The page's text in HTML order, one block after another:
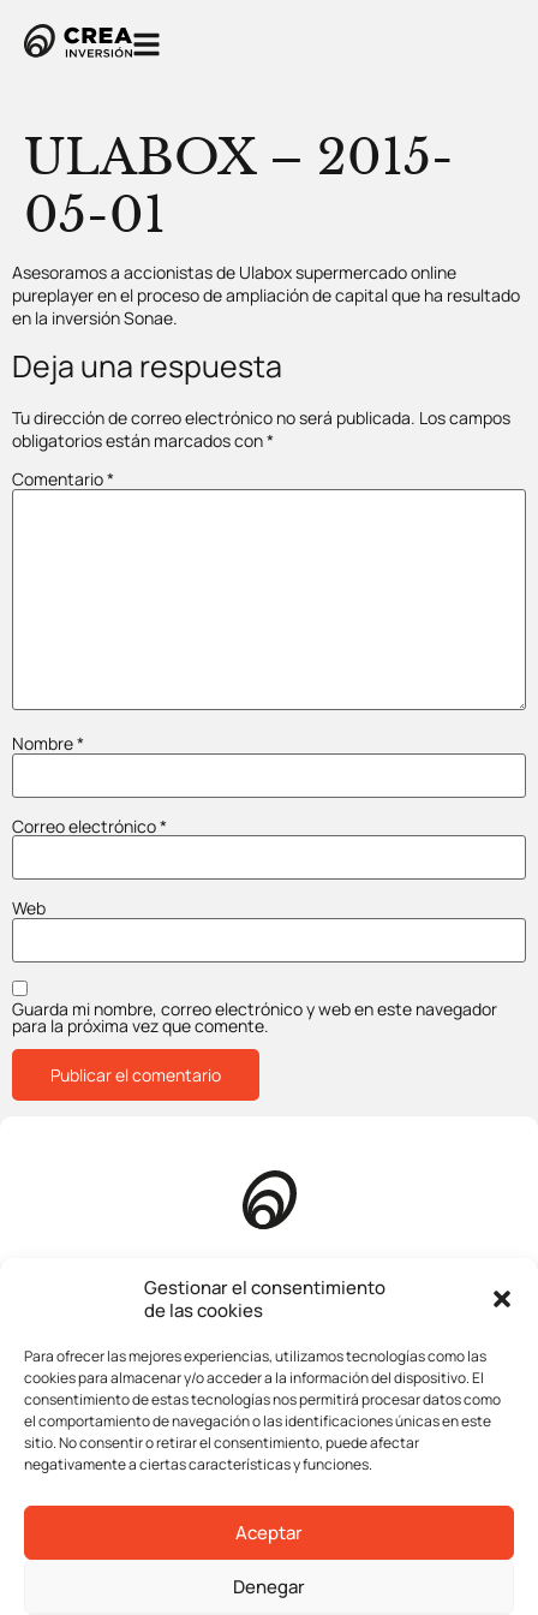
Gestionar el consentimiento
de las cookies
Para ofrecer las mejores experiencias, utilizamos tecnologías como las
cookies para almacenar y/o acceder a la información del dispositivo. El
consentimiento de estas tecnologías nos permitirá procesar datos como
el comportamiento de navegación o las identificaciones únicas en este
sitio. No consentir o retirar el consentimiento, puede afectar
negativamente a ciertas características y funciones.
Aceptar
Denegar
ULABOX – 2015-
05-01
Asesoramos a accionistas de Ulabox supermercado online
pureplayer en el proceso de ampliación de capital que ha resultado
en la inversión Sonae.
Deja una respuesta
Tu dirección de correo electrónico no será publicada. Los campos
obligatorios están marcados con*
Comentario*
Nombre*
Correo electrónico*
Web
Guarda mi nombre, correo electrónico y web en este navegador
para la próxima vez que comente.
Aviso legal
Política de privacidad
Inicio
Compañía
Servicios
Operaciones
Contacta